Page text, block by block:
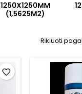
1250X1250MM
(1,5625M2)
Rikiuoti
favorite_border